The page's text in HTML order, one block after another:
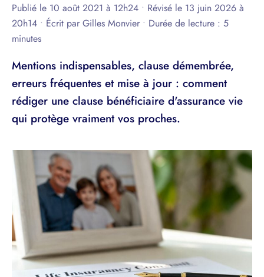
Publié le 10 août 2021 à 12h24 • Révisé le 13 juin 2026 à
20h14 • Écrit par Gilles Monvier • Durée de lecture : 5
minutes
Mentions indispensables, clause démembrée,
erreurs fréquentes et mise à jour : comment
rédiger une clause bénéficiaire d'assurance vie
qui protège vraiment vos proches.